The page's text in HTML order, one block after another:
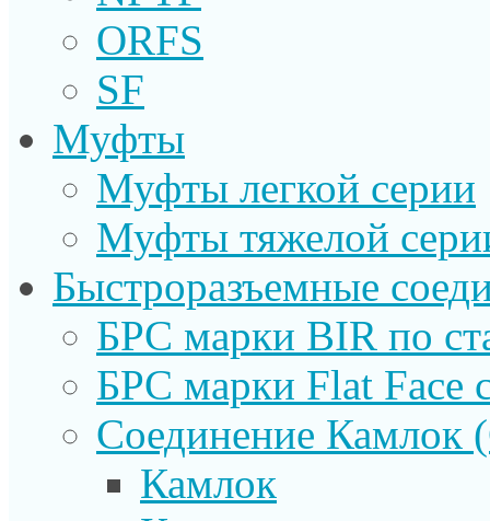
ORFS
SF
Муфты
Муфты легкой серии
Муфты тяжелой
Быстроразъемные
БРС марки BIR по
БРС марки Flat Face
Соединение Камлок
Камлок